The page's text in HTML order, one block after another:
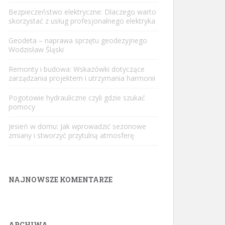
Bezpieczeństwo elektryczne: Dlaczego warto
skorzystać z usług profesjonalnego elektryka
Geodeta – naprawa sprzętu geodezyjnego
Wodzisław Śląski
Remonty i budowa: Wskazówki dotyczące
zarządzania projektem i utrzymania harmonii
Pogotowie hydrauliczne czyli gdzie szukać
pomocy
Jesień w domu: Jak wprowadzić sezonowe
zmiany i stworzyć przytulną atmosferę
NAJNOWSZE KOMENTARZE